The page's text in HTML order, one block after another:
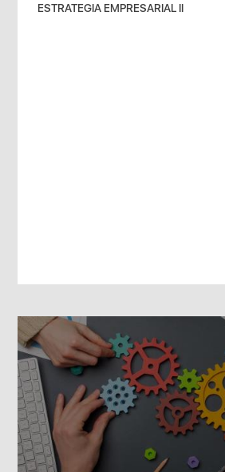
ESTRATEGIA EMPRESARIAL II